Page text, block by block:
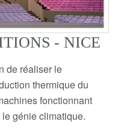
- NICE
de réaliser le
thermique du
fonctionnant
génie climatique.